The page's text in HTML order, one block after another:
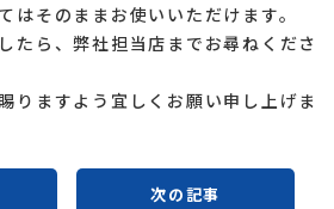
はそのままお使いいただけます。
たら、弊社担当店までお尋ねくださ
りますよう宜しくお願い申し上げま
次の記事